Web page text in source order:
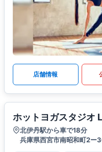
店舗情報
ホットヨガスタジオ
北伊丹駅から車で18分
兵庫県西宮市南昭和町2ー